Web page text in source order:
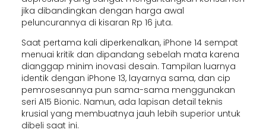
jika dibandingkan dengan harga awal
peluncurannya di kisaran Rp 16 juta.
Saat pertama kali diperkenalkan, iPhone 14 sempat
menuai kritik dan dipandang sebelah mata karena
dianggap minim inovasi desain. Tampilan luarnya
identik dengan iPhone 13, layarnya sama, dan cip
pemrosesannya pun sama-sama menggunakan
seri A15 Bionic. Namun, ada lapisan detail teknis
krusial yang membuatnya jauh lebih superior untuk
dibeli saat ini.